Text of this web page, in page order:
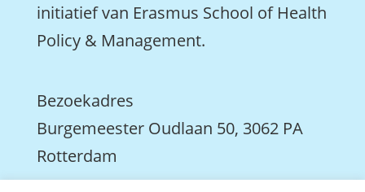
initiatief van Erasmus School of Health
Policy & Management.
Bezoekadres
Burgemeester Oudlaan 50, 3062 PA
Rotterdam